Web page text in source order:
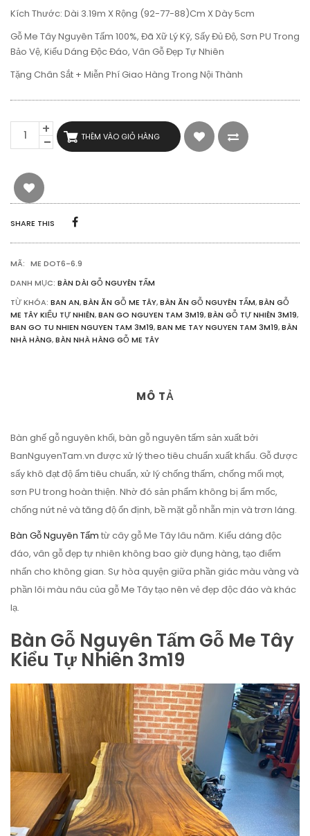
Kích Thước: Dài 3.19m X Rộng (92-77-88)cm X Dày 5cm
Gỗ Me Tây Nguyên Tấm 100%, Đã Xữ Lý Kỹ, Sấy Đủ Độ, Sơn PU Trong
Bảo Vệ, Kiểu Dáng Độc Đáo, Vân Gỗ Đẹp Tự Nhiên
Tặng Chân Sắt + Miễn Phí Giao Hàng Trong Nội Thành
NGUYÊN
GỖ
ME
TÂY
TỰ
SỐ
THÊM VÀO GIỎ HÀNG
SHARE THIS
MÃ: ME DOT6-6.9
DANH MỤC: BÀN DÀI GỖ NGUYÊN TẤM
TỪ KHÓA: BAN AN,BÀN ĂN GỖ ME TÂY,BÀN ĂN GỖ NGUYÊN TẤM,BÀN GỖ
ME TÂY KIỂU TỰ NHIÊN,BAN GO NGUYEN TAM 3M19,BÀN GỖ TỰ NHIÊN 3M19,
BAN GO TU NHIEN NGUYEN TAM 3M19,BAN ME TAY NGUYEN TAM 3M19,BÀN
NHÀ HÀNG,BÀN NHÀ HÀNG GỖ ME TÂY
MÔ TẢ
Bàn ghế gỗ nguyên khối, bàn gỗ nguyên tấm sản xuất bởi
BanNguyenTam.vn được xử lý theo tiêu chuẩn xuất khẩu. Gỗ được
sấy khô đạt độ ẩm tiêu chuẩn, xử lý chống thấm, chống mối mọt,
sơn PU trong hoàn thiện. Nhờ đó sản phẩm không bị ẩm mốc,
chống nứt nẻ và tăng độ ổn định, bề mặt gỗ nhẵn mịn và trơn láng.
Bàn Gỗ Nguyên Tấm từ cây gỗ Me Tây lâu năm. Kiểu dáng độc
đáo, vân gỗ đẹp tự nhiên không bao giờ đụng hàng, tạo điểm
nhấn cho không gian. Sự hòa quyện giữa phần giác màu vàng và
phần lõi màu nâu của gỗ Me Tây tạo nên vẻ đẹp độc đáo và khác
lạ.
Bàn Gỗ Nguyên Tấm Gỗ Me Tây
Kiểu Tự Nhiên 3m19